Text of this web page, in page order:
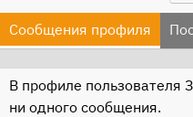
Сообщения профиля
В профиле пользователя
ни одного сообщения.